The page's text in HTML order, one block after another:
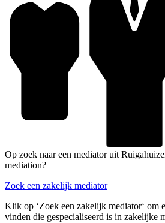
Op zoek naar een mediator uit
mediation?
Zoek een zakelijk mediator
Klik op ‘Zoek een zakelijk mediator‘ om
vinden die gespecialiseerd is in zakelijke